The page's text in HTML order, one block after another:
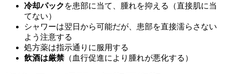
冷却パック を患部に当て、腫れを抑える（直接肌に当
てない）
シャワーは翌日から可能だが、患部を直接濡らさない
よう注意する
処方薬は指示通りに服用する
飲酒は厳禁（血行促進により腫れが悪化する）